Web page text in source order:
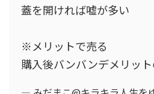
蓋を開ければ嘘が多い
※メリットで売る
購入後バンバンデメリッ